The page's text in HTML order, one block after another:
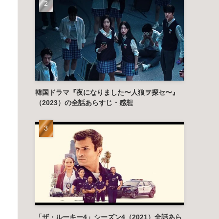
韓国ドラマ『夜になりました〜人狼ヲ探セ〜』
（2023）の全話あらすじ・感想
「ザ・ルーキー4」シーズン4（2021）全話あら